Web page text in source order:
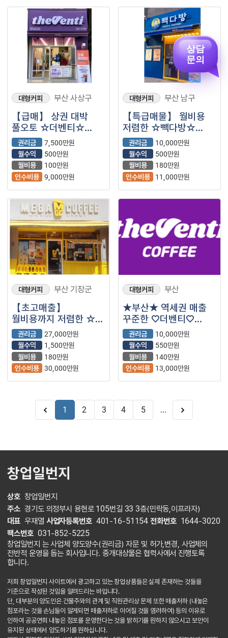
대형커피 부산 사상구
【급매】 상권 대박
풀오토 ☆더벤티☆
입니다.^^
권리금
7,500만원
월수익
500만원
월비용
100만원
인수비용 9,000만원
대형커피 부산 남구
【특급매물】 월비용
저렴한 ☆빽다방☆
입니다.^^
권리금
10,000만원
월수익
500만원
월비용
180만원
인수비용
11,000만원
대형커피 부산 기장군
【초고매출】
월비용까지 저렴한 ☆
메가커피☆ 입니다.^^
권리금
27,000만원
월수익
1,500만원
월비용
180만원
인수비용 30,000만원
대형커피 부산
★부산★ 역세권 매출
꾸준한 ♡더벤티♡
입니다.^^
권리금
10,000만원
월수익
550만원
월비용
140만원
인수비용
13,000만원
1 2 3 4 5 ...
창업일번지
상호 창업일번지
주소 경기도 의정부시 용현로 105번길 33 3층(민락동,이프라자)
대표 우재열 사업자등록번호 401-16-51154 전화번호 1644-3020
팩스번호 031-852-5225
창업일번지 는 사업체 양도양수(권리금) 자문 및 허가,변경, 사업체의
전반적 운영을 돕는 회사입니다. 중개대상물은 협력사에서 진행토록
합니다.
저희 창업일번지 사이트에서 광고하고 있는 창업상품들은 실제 존재하는 것들을
기준으로 작성된 것임을 알려드리는 바입니다.
단, 대부분의 양도인은 건물주와의 관계 및 직원관리상 문제 또한 매출저하 (내놓은
점포라는 것을 손님들이 알게되면 매출저하로 이어질 것을 염려하여) 등의 이유로
인하여 공공연희 내놓은 점포를 운영한다는 것을 밝히기를 원하지 않으시고 보안이
유지된 상태에서 양도하기를 원하십니다.
상담
문의